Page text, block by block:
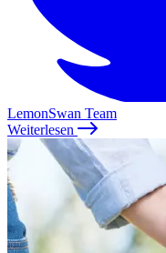
LemonSwan Team
Weiterlesen